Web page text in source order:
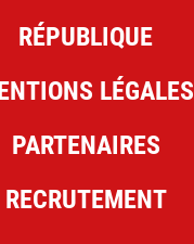
RÉPUBLIQUE
LÉGALES
PARTENAIRES
RECRUTEMENT